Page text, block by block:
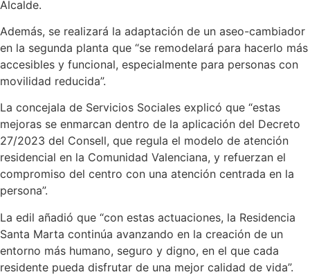
Alcalde.
Además, se realizará la adaptación de un aseo-cambiador
en la segunda planta que “se remodelará para hacerlo más
accesibles y funcional, especialmente para personas con
movilidad reducida”.
La concejala de Servicios Sociales explicó que “estas
mejoras se enmarcan dentro de la aplicación del Decreto
27/2023 del Consell, que regula el modelo de atención
residencial en la Comunidad Valenciana, y refuerzan el
compromiso del centro con una atención centrada en la
persona”.
La edil añadió que “con estas actuaciones, la Residencia
Santa Marta continúa avanzando en la creación de un
entorno más humano, seguro y digno, en el que cada
residente pueda disfrutar de una mejor calidad de vida”.